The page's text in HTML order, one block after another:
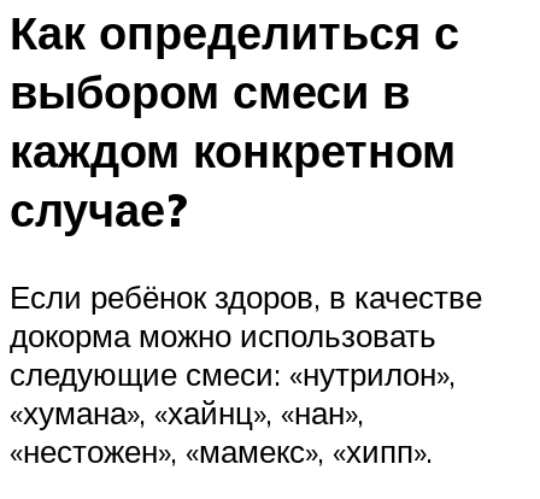
Как определиться с
выбором смеси в
каждом конкретном
случае?
Если ребёнок здоров, в качестве
докорма можно использовать
следующие смеси: «нутрилон»,
«хумана», «хайнц», «нан»,
«нестожен», «мамекс», «хипп».